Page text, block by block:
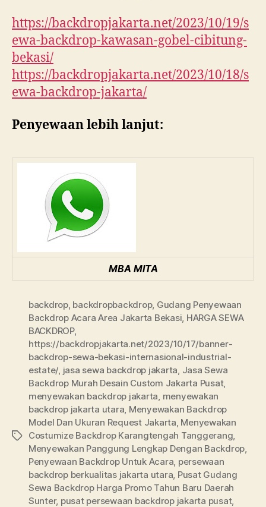
https://backdropjakarta.net/2023/10/19/s
ewa-backdrop-kawasan-gobel-cibitung-
bekasi/
https://backdropjakarta.net/2023/10/18/s
ewa-backdrop-jakarta/
Penyewaan lebih lanjut:
MBA MITA
Tags
backdrop, backdropbackdrop, Gudang Penyewaan
Backdrop Acara Area Jakarta Bekasi HARGA SEWA
BACKDROP,
https://backdropjakarta.net/2023/10/17/banner-
backdrop-sewa-bekasi-internasional-industrial-
estate/ jasa sewa backdrop jakarta Jasa Sewa
Backdrop Murah Desain Custom Jakarta Pusat,
menyewakan backdrop jakarta menyewakan
backdrop jakarta utara Menyewakan Backdrop
Model Dan Ukuran Request Jakarta Menyewakan
Costumize Backdrop Karangtengah Tanggerang
Menyewakan Panggung Lengkap Dengan Backdrop
Penyewaan Backdrop Untuk Acara persewaan
backdrop berkualitas jakarta utara Pusat Gudang
Sewa Backdrop Harga Promo Tahun Baru Daerah
Sunter, pusat persewaan backdrop jakarta pusat,